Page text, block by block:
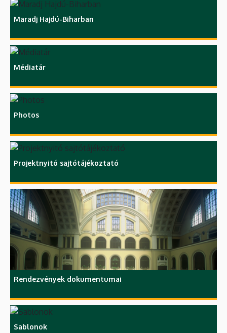
Maradj Hajdú-Biharban
Médiatár
Photos
Projektnyitó sajtótájékoztató
Rendezvények dokumentumai
Sablonok